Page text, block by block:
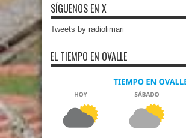
SÍGUENOS EN X
Tweets by radiolimari
EL TIEMPO EN OVALLE